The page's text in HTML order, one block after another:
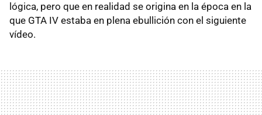
lógica, pero que en realidad se origina en la época en la
que GTA IV estaba en plena ebullición con el siguiente
vídeo.